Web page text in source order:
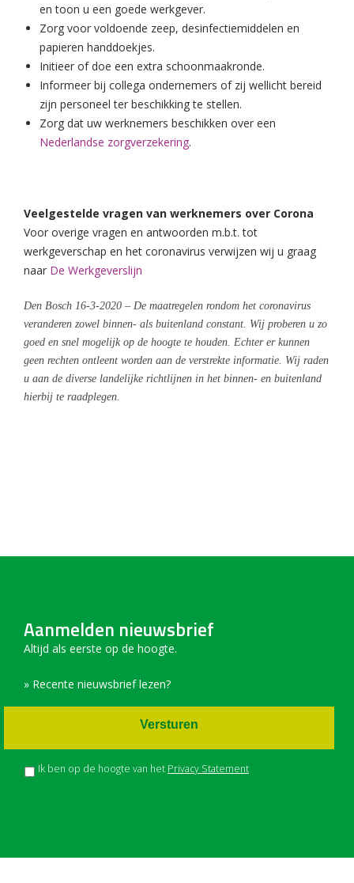
en toon u een goede werkgever.
Zorg voor voldoende zeep, desinfectiemiddelen en
papieren handdoekjes.
Initieer of doe een extra schoonmaakronde.
Informeer bij collega ondernemers of zij wellicht bereid
zijn personeel ter beschikking te stellen.
Zorg dat uw werknemers beschikken over een
Nederlandse zorgverzekering.
Veelgestelde vragen van werknemers over Corona
Voor overige vragen en antwoorden m.b.t. tot
werkgeverschap en het coronavirus verwijzen wij u graag
naar De Werkgeverslijn
Den Bosch 16-3-2020 – De maatregelen rondom het coronavirus
veranderen zowel binnen- als buitenland constant. Wij proberen u zo
goed en snel mogelijk op de hoogte te houden. Echter er kunnen
geen rechten ontleent worden aan de verstrekte informatie. Wij raden
u aan de diverse landelijke richtlijnen in het binnen- en buitenland
hierbij te raadplegen.
Aanmelden nieuwsbrief
Altijd als eerste op de hoogte.
» Recente nieuwsbrief lezen?
Ik ben op de hoogte van het Privacy Statement
Versturen